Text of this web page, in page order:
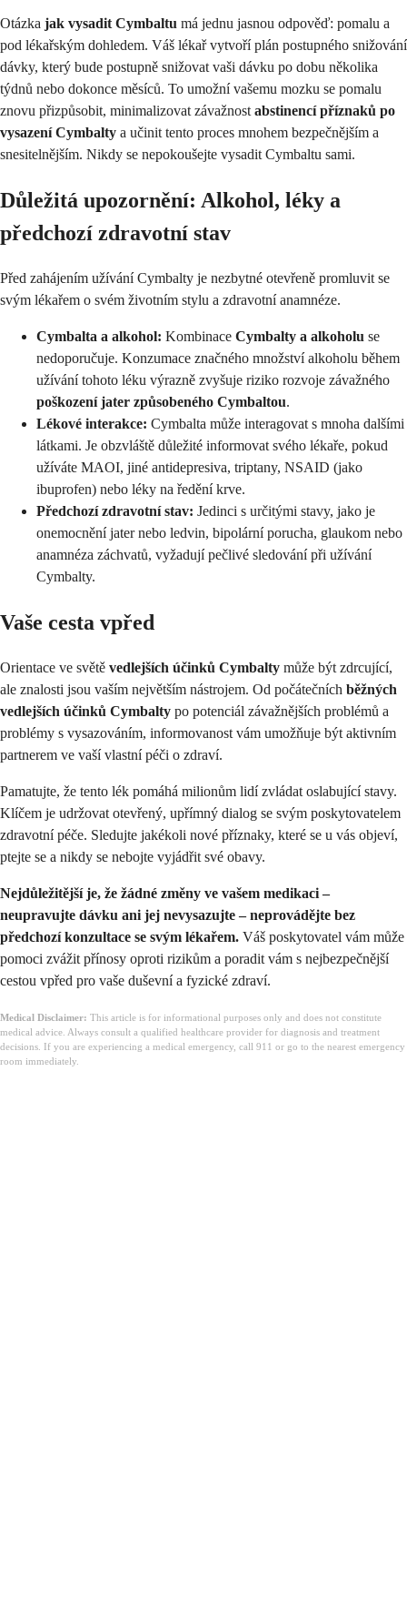
Otázka jak vysadit Cymbaltu má jednu jasnou odpověď: pomalu a
pod lékařským dohledem. Váš lékař vytvoří plán postupného snižování
dávky, který bude postupně snižovat vaši dávku po dobu několika
týdnů nebo dokonce měsíců. To umožní vašemu mozku se pomalu
znovu přizpůsobit, minimalizovat závažnost abstinencí příznaků po
vysazení Cymbalty a učinit tento proces mnohem bezpečnějším a
snesitelnějším. Nikdy se nepokoušejte vysadit Cymbaltu sami.
Důležitá upozornění: Alkohol, léky a
předchozí zdravotní stav
Před zahájením užívání Cymbalty je nezbytné otevřeně promluvit se
svým lékařem o svém životním stylu a zdravotní anamnéze.
Cymbalta a alkohol: Kombinace Cymbalty a alkoholu se
nedoporučuje. Konzumace značného množství alkoholu během
užívání tohoto léku výrazně zvyšuje riziko rozvoje závažného
poškození jater způsobeného Cymbaltou.
Lékové interakce: Cymbalta může interagovat s mnoha dalšími
látkami. Je obzvláště důležité informovat svého lékaře, pokud
užíváte MAOI, jiné antidepresiva, triptany, NSAID (jako
ibuprofen) nebo léky na ředění krve.
Předchozí zdravotní stav: Jedinci s určitými stavy, jako je
onemocnění jater nebo ledvin, bipolární porucha, glaukom nebo
anamnéza záchvatů, vyžadují pečlivé sledování při užívání
Cymbalty.
Vaše cesta vpřed
Orientace ve světě vedlejších účinků Cymbalty může být zdrcující,
ale znalosti jsou vaším největším nástrojem. Od počátečních běžných
vedlejších účinků Cymbalty po potenciál závažnějších problémů a
problémy s vysazováním, informovanost vám umožňuje být aktivním
partnerem ve vaší vlastní péči o zdraví.
Pamatujte, že tento lék pomáhá milionům lidí zvládat oslabující stavy.
Klíčem je udržovat otevřený, upřímný dialog se svým poskytovatelem
zdravotní péče. Sledujte jakékoli nové příznaky, které se u vás objeví,
ptejte se a nikdy se nebojte vyjádřit své obavy.
Nejdůležitější je, že žádné změny ve vašem medikaci –
neupravujte dávku ani jej nevysazujte – neprovádějte bez
předchozí konzultace se svým lékařem. Váš poskytovatel vám může
pomoci zvážit přínosy oproti rizikům a poradit vám s nejbezpečnější
cestou vpřed pro vaše duševní a fyzické zdraví.
Medical Disclaimer: This article is for informational purposes only and does not constitute
medical advice. Always consult a qualified healthcare provider for diagnosis and treatment
decisions. If you are experiencing a medical emergency, call 911 or go to the nearest emergency
room immediately.